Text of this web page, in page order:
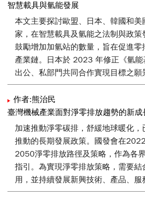
智慧載具與氫能發展
本文主要探討歐盟、日本、韓國和美
家，在智慧載具及氫能之法制與政
鼓勵增加加氫站的數量，旨在促進
產業鏈。日本於 2023 年修正《氫能
出公、私部門共同合作實現目標之
碳中和目標。韓國於 2021年生效的
全管理法》，擴大對氫能源汽車等領
《2021 年清潔氫能生產及投資租稅
《潔淨氫能法案》等，以經濟誘因
建立。本文建議我國可參考氫能科技
策，透過立法和政策誘因，鼓勵技術
礎設施，如在試點城市中推動氫能公
氫能運輸生態系統的發展。此外，對
和管理，亦宜制定明確規範，以推
作者:熊治民
臺灣機械產業面對淨零排放趨勢的新成
加速推動淨零碳排，舒緩地球暖化
推動的長期發展政策。國發會在
2050淨零排放路徑及策略，作為各
指引。為實現淨零排放策略，需要
用，並持續發展新興技術、產品、
多產業帶來新的成長機會。本文針